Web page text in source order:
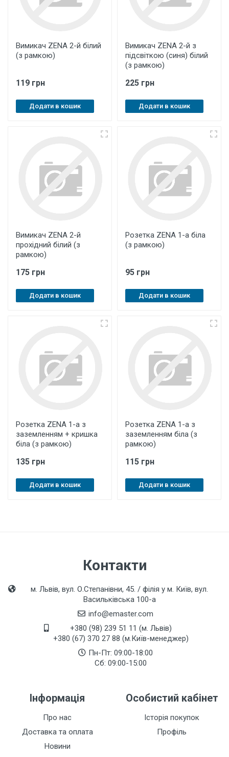
Вимикач ZENA 2-й білий
(з рамкою)
119 грн
Додати в кошик
Вимикач ZENA 2-й з
підсвіткою (синя) білий
(з рамкою)
225 грн
Додати в кошик
Вимикач ZENA 2-й
прохідний білий (з
рамкою)
175 грн
Додати в кошик
Розетка ZENA 1-а біла
(з рамкою)
95 грн
Додати в кошик
Розетка ZENA 1-а з
заземленням + кришка
біла (з рамкою)
135 грн
Додати в кошик
Розетка ZENA 1-а з
заземленням біла (з
рамкою)
115 грн
Додати в кошик
Контакти
м. Львів, вул. О.Степанівни, 45. / філія у м. Київ, вул.
Васильківська 100-а
info@emaster.com
+380 (98) 239 51 11 (м. Львів)
+380 (67) 370 27 88 (м.Київ-менеджер)
Пн-Пт: 09:00-18:00
Сб: 09:00-15:00
Інформація
Про нас
Доставка та оплата
Новини
Особистий кабінет
Історія покупок
Профіль